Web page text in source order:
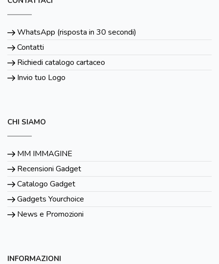
WhatsApp (risposta in 30 secondi)
Contatti
Richiedi catalogo cartaceo
Invio tuo Logo
CHI SIAMO
MM IMMAGINE
Recensioni Gadget
Catalogo Gadget
Gadgets Yourchoice
News e Promozioni
INFORMAZIONI